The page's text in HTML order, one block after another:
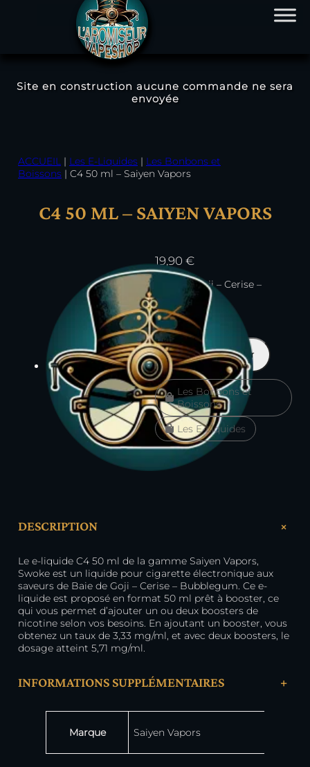
Site en construction aucune commande ne sera
envoyée
ACCUEIL | Les E-Liquides | Les Bonbons et
Boissons | C4 50 ml – Saiyen Vapors
C4 50 ML – SAIYEN VAPORS
19,90 €
Baie de Goji – Cerise –
Bubblegum
En stock
quantité
de
C4
50
ml
–
Saiyen
Vapors
Ajouter au panier
Les Bonbons et
Boissons
Les E-Liquides
DESCRIPTION +
Le e-liquide C4 50 ml de la gamme Saiyen Vapors,
Swoke est un liquide pour cigarette électronique aux
saveurs de Baie de Goji – Cerise – Bubblegum. Ce e-
liquide est proposé en format 50 ml prêt à booster, ce
qui vous permet d’ajouter un ou deux boosters de
nicotine selon vos besoins. En ajoutant un booster, vous
obtenez un taux de 3,33 mg/ml, et avec deux boosters, le
dosage atteint 5,71 mg/ml.
INFORMATIONS SUPPLÉMENTAIRES +
Marque
Saiyen Vapors